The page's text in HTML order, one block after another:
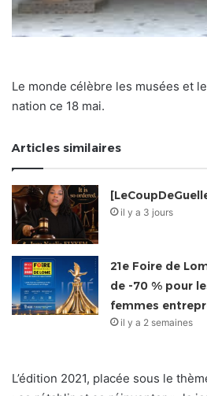
Le monde célèbre les musées et
nation ce 18 mai.
Articles similaires
il y a 3 jours
21e Foire de
de -70 % pour
femmes
il y a 2 semaines
L’édition 2021, placée sous le